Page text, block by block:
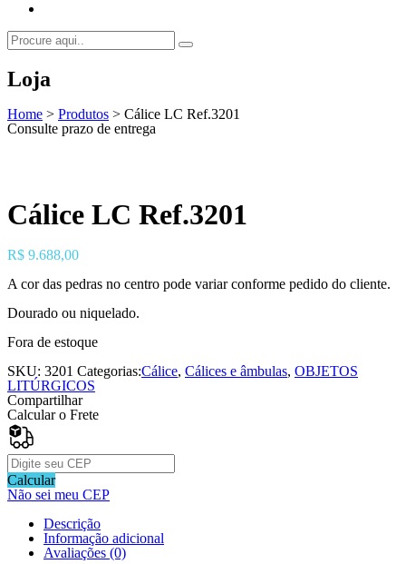
Loja
Home > Produtos > Cálice LC Ref.3201
Consulte prazo de entrega
Cálice LC Ref.3201
R$ 9.688,00
A cor das pedras no centro pode variar conforme pedido do cliente.
Dourado ou niquelado.
Fora de estoque
SKU: 3201 Categorias:Cálice, Cálices e âmbulas, OBJETOS
LITÚRGICOS
Compartilhar
Calcular o Frete
Calcular
Não sei meu CEP
Descrição
Informação adicional
Avaliações (0)